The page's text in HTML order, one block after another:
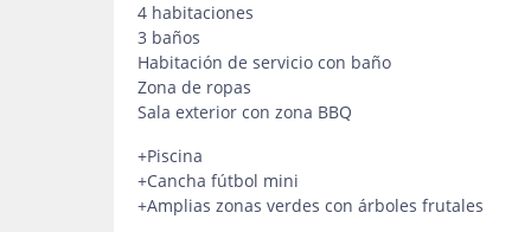
4 habitaciones
3 baños
Habitación de servicio con baño
Zona de ropas
Sala exterior con zona BBQ
+Piscina
+Cancha fútbol mini
+Amplias zonas verdes con árboles frutales